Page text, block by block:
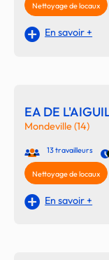
Nettoyage de locaux
En savoir +
EA DE
Mondeville (14)
13 travailleurs
Nettoyage de locaux
En savoir +